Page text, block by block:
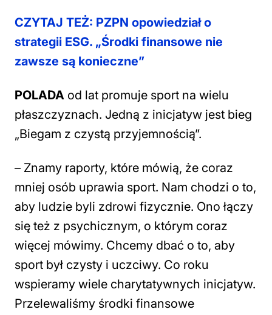
CZYTAJ TEŻ: PZPN opowiedział o
strategii ESG. „Środki finansowe nie
zawsze są konieczne”
POLADA od lat promuje sport na wielu
płaszczyznach. Jedną z inicjatyw jest bieg
„Biegam z czystą przyjemnością”.
– Znamy raporty, które mówią, że coraz
mniej osób uprawia sport. Nam chodzi o to,
aby ludzie byli zdrowi fizycznie. Ono łączy
się też z psychicznym, o którym coraz
więcej mówimy. Chcemy dbać o to, aby
sport był czysty i uczciwy. Co roku
wspieramy wiele charytatywnych inicjatyw.
Przelewaliśmy środki finansowe